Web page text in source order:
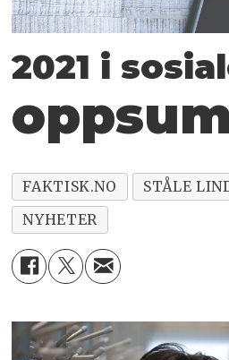
2021 i
FAKTISK.NO STÅLE
NYHETER